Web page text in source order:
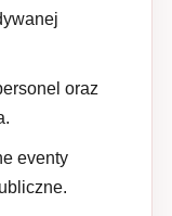
oraz
eventy